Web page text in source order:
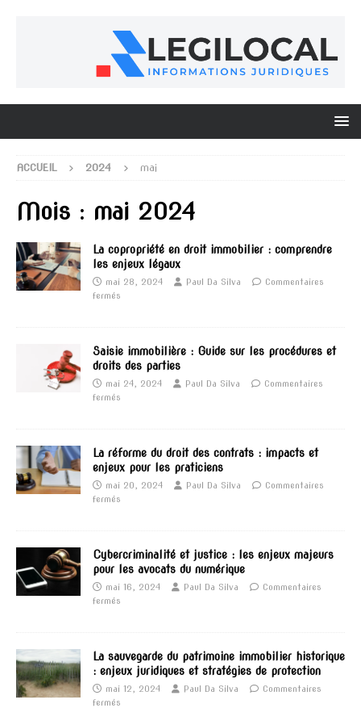
ACCUEIL 2024 mai
Mois : mai 2024
La copropriété en droit immobilier : comprendre
les enjeux légaux
mai 28, 2024 Paul Da Silva
Commentaires
fermés
Saisie immobilière : Guide sur les procédures et
droits des parties
mai 24, 2024 Paul Da Silva
Commentaires
fermés
La réforme du droit des contrats : impacts et
enjeux pour les praticiens
mai 20, 2024 Paul Da Silva
Commentaires
fermés
Cybercriminalité et justice : les enjeux majeurs
pour les avocats du numérique
mai 16, 2024 Paul Da Silva
Commentaires
fermés
La sauvegarde du patrimoine immobilier historique
: enjeux juridiques et stratégies de protection
mai 12, 2024 Paul Da Silva
Commentaires
fermés